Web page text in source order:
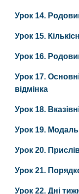
Урок 14.
Урок 15.
Урок 16.
Урок 17.
відмінка
Урок 18.
Урок 19.
Урок 20.
Урок 21.
Урок 22. Дні